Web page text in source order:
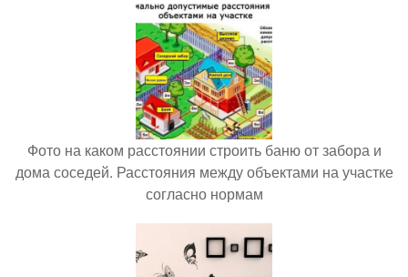
Фото на каком расстоянии строить баню от забора и
дома соседей. Расстояния между объектами на участке
согласно нормам